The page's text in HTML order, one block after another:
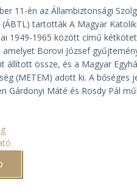
11-én az Állambiztonsági
(ÁBTL) tartottákA Magyar
1949-1965 között című
Borovi József
állított össze, és a Magyar
(METEM) adott ki. A bőséges
Gárdonyi Máté és Rosdy Pál
katolikus